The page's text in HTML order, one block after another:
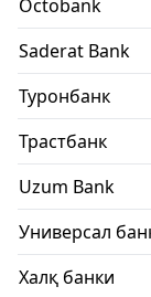
Octobank
Saderat Bank
Туронбанк
Трастбанк
Uzum Bank
Универсал
Халқ банки